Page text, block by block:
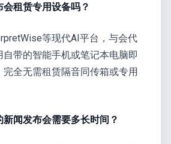
租赁专用设备吗？
等现代AI平台，与会代
带的智能手机或笔记本电脑即
全无需租赁隔音同传箱或专用
闻发布会需要多长时间？